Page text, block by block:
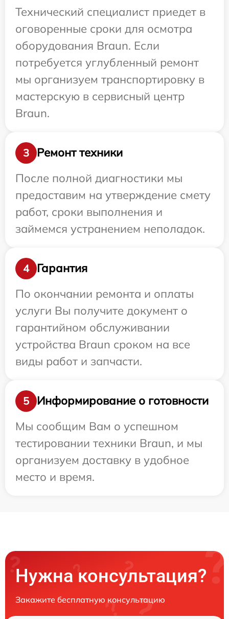
Технический специалист приедет в
оговоренные сроки для осмотра
оборудования Braun. Если
потребуется углубленный ремонт
мы организуем транспортировку в
мастерскую в сервисный центр
Braun.
3
Ремонт техники
После полной диагностики мы
предоставим на утверждение смету
работ, сроки выполнения и
займемся устранением неполадок.
4
Гарантия
По окончании ремонта и оплаты
услуги Вы получите документ о
гарантийном обслуживании
устройства Braun сроком на все
виды работ и запчасти.
5
Информирование о готовности
Мы сообщим Вам о успешном
тестировании техники Braun, и мы
организуем доставку в удобное
место и время.
Нужна консультация?
Закажите бесплатную консультацию